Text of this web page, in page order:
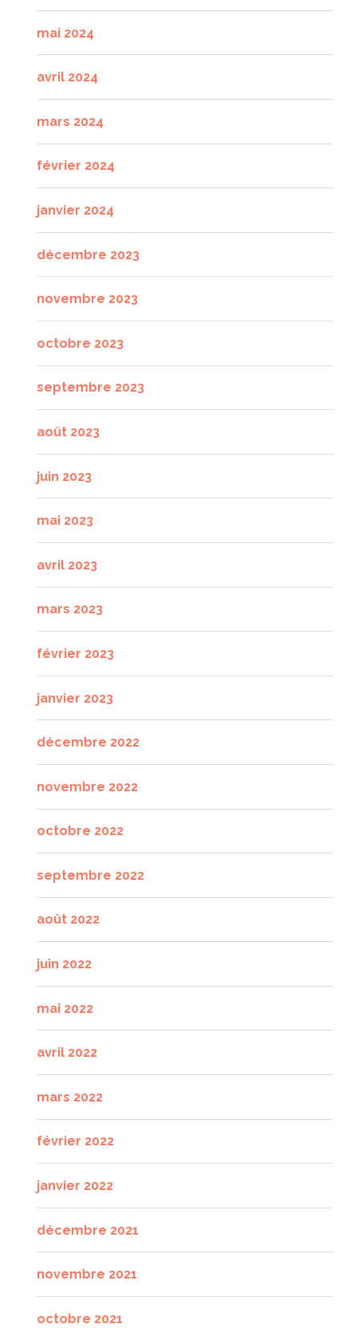
mai 2024
avril 2024
mars 2024
février 2024
janvier 2024
décembre 2023
novembre 2023
octobre 2023
septembre 2023
août 2023
juin 2023
mai 2023
avril 2023
mars 2023
février 2023
janvier 2023
décembre 2022
novembre 2022
octobre 2022
septembre 2022
août 2022
juin 2022
mai 2022
avril 2022
mars 2022
février 2022
janvier 2022
décembre 2021
novembre 2021
octobre 2021